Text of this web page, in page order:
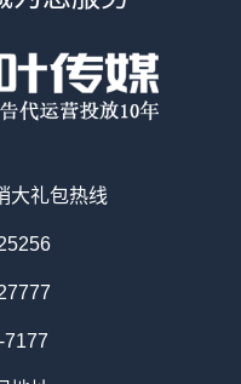
大礼包热线
7177